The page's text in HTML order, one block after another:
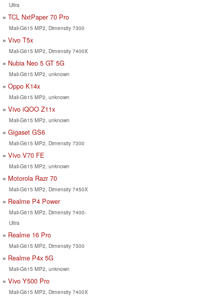
Ultra
TCL NxtPaper 70 Pro
Mali-G615 MP2, Dimensity 7300
Vivo T5x
Mali-G615 MP2, Dimensity 7400X
Nubia Neo 5 GT 5G
Mali-G615 MP2, unknown
Oppo K14x
Mali-G615 MP2, unknown
Vivo iQOO Z11x
Mali-G615 MP2, unknown
Gigaset GS6
Mali-G615 MP2, Dimensity 7300
Vivo V70 FE
Mali-G615 MP2, unknown
Motorola Razr 70
Mali-G615 MP2, Dimensity 7450X
Realme P4 Power
Mali-G615 MP2, Dimensity 7400-
Ultra
Realme 16 Pro
Mali-G615 MP2, Dimensity 7300
Realme P4x 5G
Mali-G615 MP2, unknown
Vivo Y500 Pro
Mali-G615 MP2, Dimensity 7400X